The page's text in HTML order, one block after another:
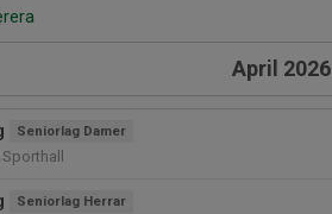
April 2026
Seniorlag Damer
Seniorlag Herrar